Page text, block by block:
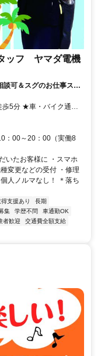
ッフ ヤマダ電機
談可＆スグのお仕事スタ
人気の高収入＆接客の
：00～20：00（実働8
いたお客様に ・スマホ
変更などの受付 ・修理
人ノルマなし！ ＊落ち
支援あり
長期
集 学歴不問
車通勤OK
者歓迎
交通費全額支給